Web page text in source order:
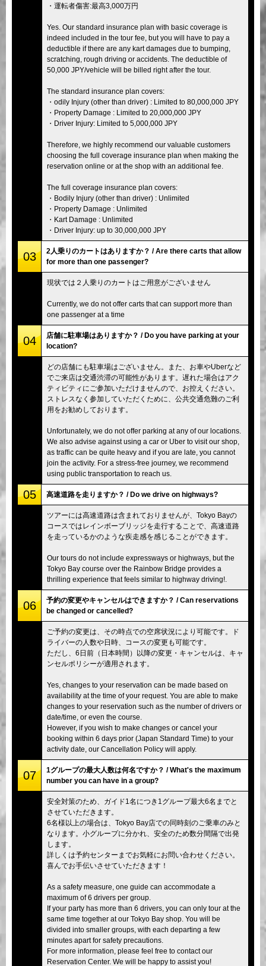
・運転者傷害:最高3,000万円
Yes. Our standard insurance plan with basic coverage is
indeed included in the tour fee, but you will have to pay a
deductible if there are any kart damages due to bumping,
scratching, rough driving or accidents. The deductible of
50,000 JPY/vehicle will be billed right after the tour.
The standard insurance plan covers:
・odily Injury (other than driver) : Limited to 80,000,000 JPY
・Property Damage : Limited to 20,000,000 JPY
・Driver Injury: Limited to 5,000,000 JPY
Therefore, we highly recommend our valuable customers
choosing the full coverage insurance plan when making the
reservation online or at the shop with an additional fee.
The full coverage insurance plan covers:
・Bodily Injury (other than driver) : Unlimited
・Property Damage : Unlimited
・Kart Damage : Unlimited
・Driver Injury: up to 30,000,000 JPY
03
2人乗りのカートはありますか？ / Are there carts that allow
for more than one passenger?
現状では２人乗りのカートはご用意がございません
Currently, we do not offer carts that can support more than
one passenger at a time
04
店舗に駐車場はありますか？ / Do you have parking at your
location?
どの店舗にも駐車場はございません。また、お車やUberなど
でご来店は交通渋滞の可能性があります。遅れた場合はアク
ティビティにご参加いただけませんので、お控えください。
ストレスなく参加していただくために、公共交通危難のご利
用をお勧めしております。
Unfortunately, we do not offer parking at any of our locations.
We also advise against using a car or Uber to visit our shop,
as traffic can be quite heavy and if you are late, you cannot
join the activity. For a stress-free journey, we recommend
using public transportation to reach us.
05 高速道路を走りますか？ / Do we drive on highways?
ツアーには高速道路は含まれておりませんが、Tokyo Bayの
コースではレインボーブリッジを走行することで、高速道路
を走っているかのような疾走感を感じることができます。
Our tours do not include expressways or highways, but the
Tokyo Bay course over the Rainbow Bridge provides a
thrilling experience that feels similar to highway driving!.
06
予約の変更やキャンセルはできますか？ / Can reservations
be changed or cancelled?
ご予約の変更は、その時点での空席状況により可能です。ド
ライバーの人数や日時、コースの変更も可能です。
ただし、6日前（日本時間）以降の変更・キャンセルは、キャ
ンセルポリシーが適用されます。
Yes, changes to your reservation can be made based on
availability at the time of your request. You are able to make
changes to your reservation such as the number of drivers or
date/time, or even the course.
However, if you wish to make changes or cancel your
booking within 6 days prior (Japan Standard Time) to your
activity date, our Cancellation Policy will apply.
07
1グループの最大人数は何名ですか？ / What's the maximum
number you can have in a group?
安全対策のため、ガイド1名につき1グループ最大6名までと
させていただきます。
6名様以上の場合は、Tokyo Bay店での同時刻のご乗車のみと
なります。小グループに分かれ、安全のため数分間隔で出発
します。
詳しくは予約センターまでお気軽にお問い合わせください。
喜んでお手伝いさせていただきます！
As a safety measure, one guide can accommodate a
maximum of 6 drivers per group.
If your party has more than 6 drivers, you can only tour at the
same time together at our Tokyo Bay shop. You will be
divided into smaller groups, with each departing a few
minutes apart for safety precautions.
For more information, please feel free to contact our
Reservation Center. We will be happy to assist you!